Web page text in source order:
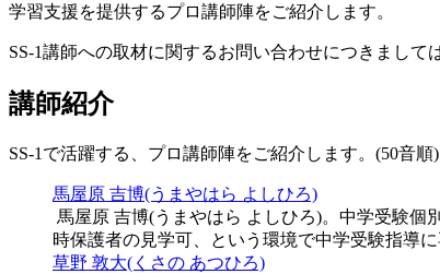
学習支援を提供するプロ講師陣をご紹介します。
SS-1講師への取材に関するお問い合わせにつきましては
講師紹介
SS-1で活躍する、プロ講師陣をご紹介します。(50音順)
馬屋原 吉博(うまやはら よしひろ)
馬屋原 吉博(うまやはら よしひろ)。中学受験個
時保護者の見学可、という環境で中学受験指導
草野 敦大(くさの あつひろ)